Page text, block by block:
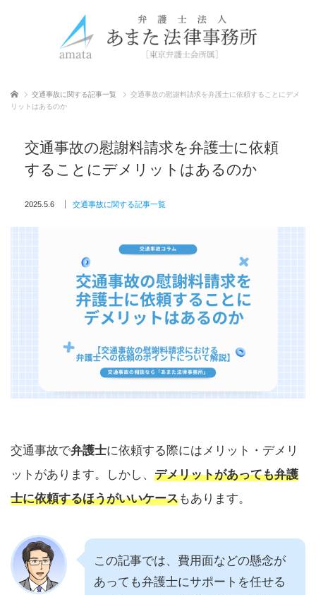
ホーム 交通事故に関する記事一覧
交通事故の慰謝料請求を弁護士に依頼することにデメ
リットはあるのか
交通事故の慰謝料請求を弁護士に依頼
することにデメリットはあるのか
2025.5.6 交通事故に関する記事一覧
交通事故で弁護士に依頼する際にはメリット・デメリ
ットがあります。しかし、 デメリットがあっても弁護
士に依頼するほうがいいケースもあります。
この記事では、費用面などの懸念が
あっても弁護士にサポートを任せる